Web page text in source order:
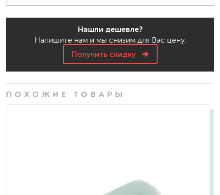
Нашли дешевле?
Напишите нам и мы снизим для Вас цену.
Получить скидку
ПОХОЖИЕ ТОВАРЫ